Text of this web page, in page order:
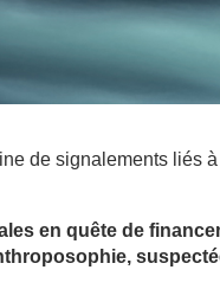
de signalements liés
en quête de